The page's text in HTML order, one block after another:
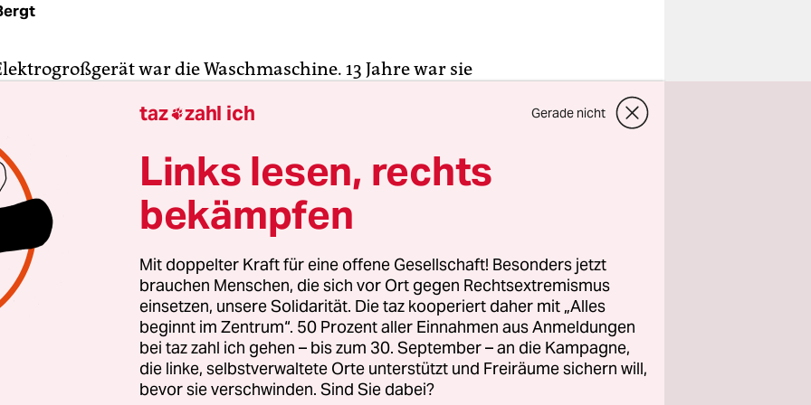
war die Waschmaschine. 13 Jahre war sie
keine Lust, weiter mit Waschpulver, Wasserenthärter
kalkhaltigen Berliner Leitungswasser
werden. Ein angefragter Reparaturservice hätte schon fürs
und Gucken fast so viel berechnet wie für ein
und im schlechtesten Fall wäre dabei rausgekommen:
Totalschaden, das lohnt nicht.
keine Ausnahme zu sein. Eine am Donnerstag vorgestellte
im Auftrag des Verbraucherzentrale
(vzbv) kommt zu dem Schluss: Allein bei den
Fernseher, Smartphones, Waschmaschinen und Notebooks
taz zahl ich Gerade nicht
Links lesen, rechts
bekämpfen
Mit doppelter Kraft für eine offene Gesellschaft! Besonders jetzt
brauchen Menschen, die sich vor Ort gegen Rechtsextremismus
einsetzen, unsere Solidarität. Die taz kooperiert daher mit „Alles
beginnt im Zentrum“. 50 Prozent aller Einnahmen aus Anmeldungen
bei taz zahl ich gehen – bis zum 30. September – an die Kampagne,
die linke, selbstverwaltete Orte unterstützt und Freiräume sichern will,
bevor sie verschwinden. Sind Sie dabei?